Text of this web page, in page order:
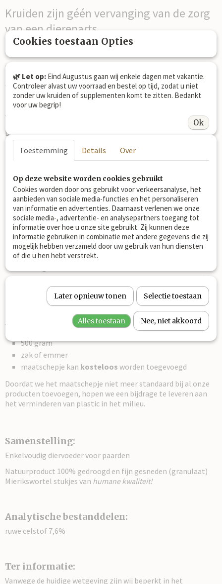
Kruiden zijn géén vervanging van de zorg
van een dierenarts.
Namen:
Armoracia rusticana, Horseradish, Meerrettich
Voeradvies:
Dosering 1x daags:
paard: 1 maatschepje per dag
Tenzij anders voorgeschreven door uw dierenarts of
therapeut.
rustig dosering opbouwen om het paard te laten wennen
aan de smaak
niet voeren bij paarden met een gevoelige en zwakke
maag
niet voeren aan drachtige en zogende merries of in
Bewaren droog, uit de zon en in afgesloten emmer (géén
Verpakking opties:
500 gram
zak of emmer
maatschepje kan kosteloos worden toegevoegd
Doordat we het maatschepje niet meer standaard bij al onze
producten toevoegen, hopen we een bijdrage te leveren aan
het verminderen van plastic in het milieu.
Samenstelling:
Enkelvoudig diervoeder voor paarden
Natuurproduct 100% gedroogd en fijn gesneden (granulaat)
Mierikswortel stukjes van humane kwaliteit!
Analytische bestanddelen:
ruwe celstof 7,6%
Ter informatie:
Vanwege de huidige wetgeving zijn wij beperkt in het
Cookies toestaan Opties
🌿 Let op: Eind Augustus gaan wij enkele dagen met vakantie.
Controleer alvast uw voorraad en bestel op tijd, zodat u niet
zonder uw kruiden of supplementen komt te zitten. Bedankt
voor uw begrip!
Ok
Toestemming Details Over
Op deze website worden cookies gebruikt
Cookies worden door ons gebruikt voor verkeersanalyse, het
aanbieden van sociale media-functies en het personaliseren
van informatie en advertenties. Daarnaast verlenen we onze
sociale media-, advertentie- en analysepartners toegang tot
informatie over hoe u onze site gebruikt. Zij kunnen deze
informatie gebruiken in combinatie met andere gegevens die zij
mogelijk hebben verzameld door uw gebruik van hun diensten
of die u hen hebt verstrekt.
Later opnieuw tonen Selectie toestaan
Alles toestaan Nee, niet akkoord